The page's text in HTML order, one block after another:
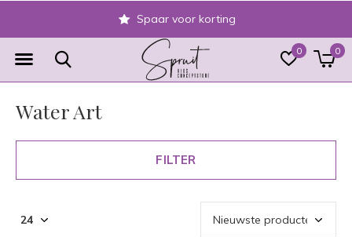
0 0
Spaar voor korting
Water Art
FILTER